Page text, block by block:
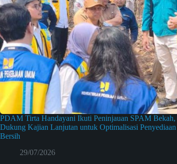
PDAM Tirta Handayani Ikuti Peninjauan SPAM Bekah,
Dukung Kajian Lanjutan untuk Optimalisasi
Bersih
29/07/2026